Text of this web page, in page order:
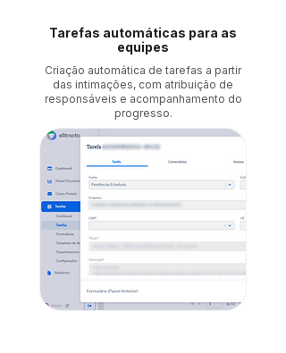
Tarefas automáticas para as
equipes
Criação automática de tarefas a partir
das intimações, com atribuição de
responsáveis e acompanhamento do
progresso.